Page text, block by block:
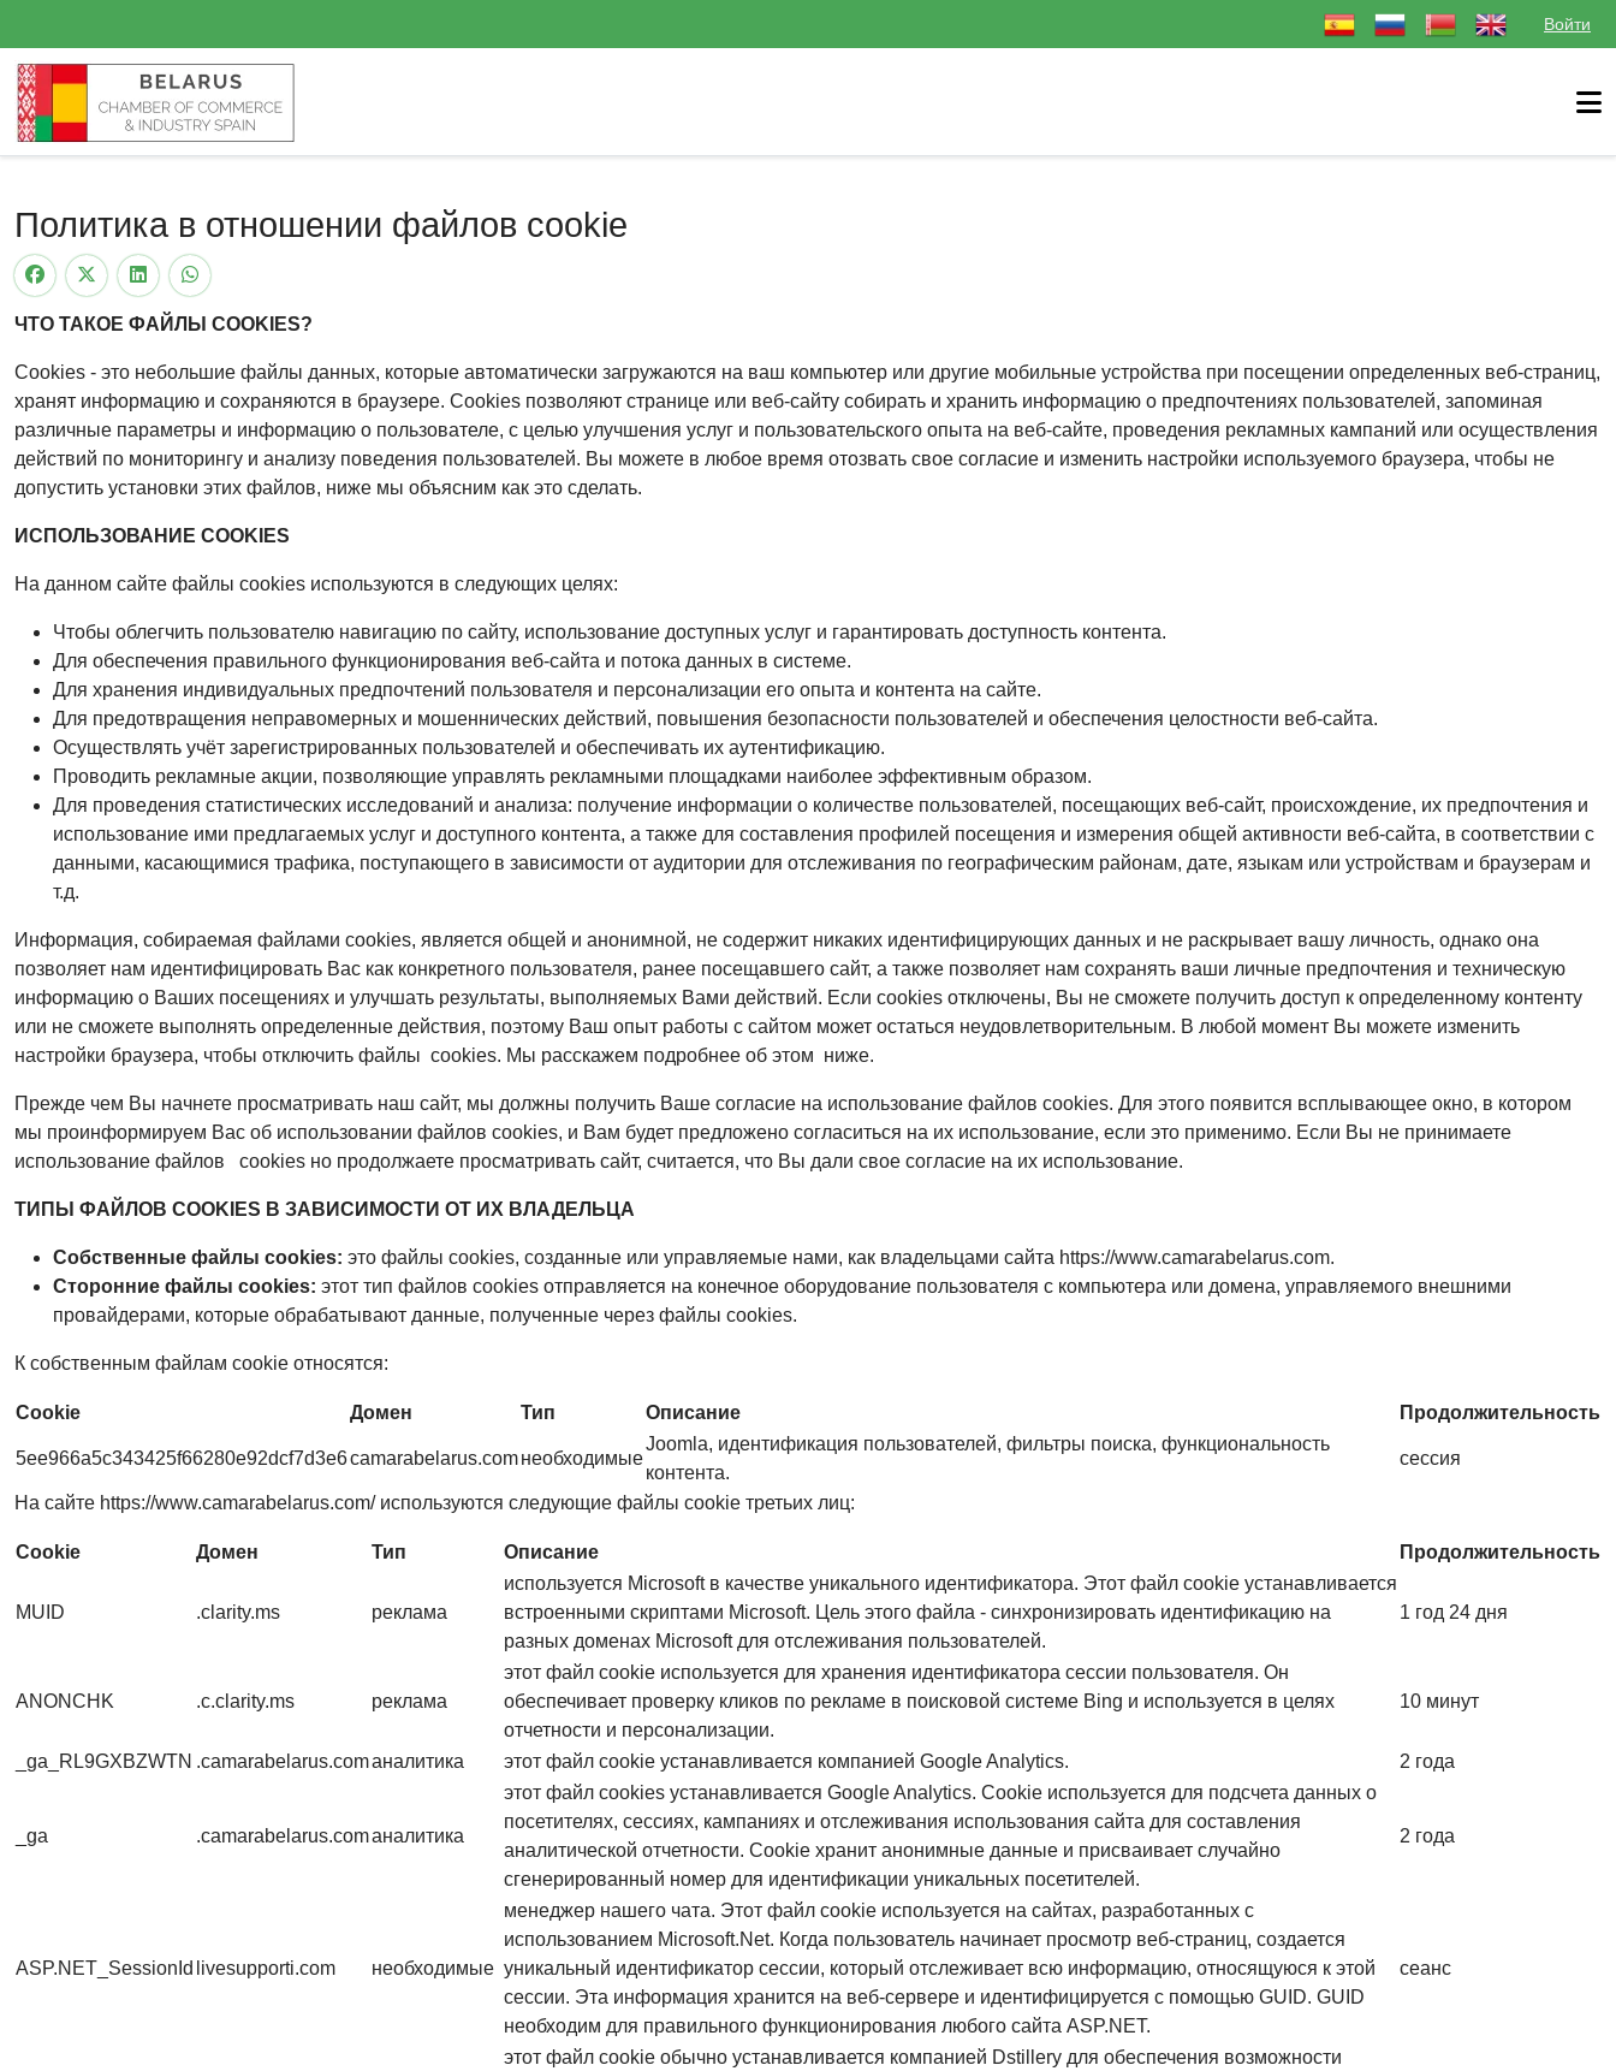
Выберите язык Войти
Политика в отношении файлов cookie
ЧТО ТАКОЕ ФАЙЛЫ COOKIES?
Cookies - это небольшие файлы данных, которые автоматически загружаются на ваш компьютер или другие мобильные устройства при посещении определенных веб-страниц,
хранят информацию и сохраняются в браузере. Cookies позволяют странице или веб-сайту собирать и хранить информацию о предпочтениях пользователей, запоминая
различные параметры и информацию о пользователе, с целью улучшения услуг и пользовательского опыта на веб-сайте, проведения рекламных кампаний или осуществления
действий по мониторингу и анализу поведения пользователей. Вы можете в любое время отозвать свое согласие и изменить настройки используемого браузера, чтобы не
допустить установки этих файлов, ниже мы объясним как это сделать.
ИСПОЛЬЗОВАНИЕ COOKIES
На данном сайте файлы сookies используются в следующих целях:
Чтобы облегчить пользователю навигацию по сайту, использование доступных услуг и гарантировать доступность контента.
Для обеспечения правильного функционирования веб-сайта и потока данных в системе.
Для хранения индивидуальных предпочтений пользователя и персонализации его опыта и контента на сайте.
Для предотвращения неправомерных и мошеннических действий, повышения безопасности пользователей и обеспечения целостности веб-сайта.
Осуществлять учёт зарегистрированных пользователей и обеспечивать их аутентификацию.
Проводить рекламные акции, позволяющие управлять рекламными площадками наиболее эффективным образом.
Для проведения статистических исследований и анализа: получение информации о количестве пользователей, посещающих веб-сайт, происхождение, их предпочтения и
использование ими предлагаемых услуг и доступного контента, а также для составления профилей посещения и измерения общей активности веб-сайта, в соответствии с
данными, касающимися трафика, поступающего в зависимости от аудитории для отслеживания по географическим районам, дате, языкам или устройствам и браузерам и
т.д.
Информация, собираемая файлами сookies, является общей и анонимной, не содержит никаких идентифицирующих данных и не раскрывает вашу личность, однако она
позволяет нам идентифицировать Вас как конкретного пользователя, ранее посещавшего сайт, а также позволяет нам сохранять ваши личные предпочтения и техническую
информацию о Ваших посещениях и улучшать результаты, выполняемых Вами действий. Если сookies отключены, Вы не сможете получить доступ к определенному контенту
или не сможете выполнять определенные действия, поэтому Ваш опыт работы с сайтом может остаться неудовлетворительным. В любой момент Вы можете изменить
настройки браузера, чтобы отключить файлы сookies. Мы расскажем подробнее об этом ниже.
Прежде чем Вы начнете просматривать наш сайт, мы должны получить Ваше согласие на использование файлов сookies. Для этого появится всплывающее окно, в котором
мы проинформируем Вас об использовании файлов сookies, и Вам будет предложено согласиться на их использование, если это применимо. Если Вы не принимаете
использование файлов сookies но продолжаете просматривать сайт, считается, что Вы дали свое согласие на их использование.
ТИПЫ ФАЙЛОВ COOKIES В ЗАВИСИМОСТИ ОТ ИХ ВЛАДЕЛЬЦА
Собственные файлы cookies: это файлы cookies, созданные или управляемые нами, как владельцами сайта https://www.camarabelarus.com.
Сторонние файлы cookies: этот тип файлов cookies отправляется на конечное оборудование пользователя с компьютера или домена, управляемого внешними
провайдерами, которые обрабатывают данные, полученные через файлы cookies.
К собственным файлам cookie относятся:
Cookie Домен Тип Описание Продолжительность
5ee966a5c343425f66280e92dcf7d3e6camarabelarus.comнеобходимые
Joomla, идентификация пользователей, фильтры поиска, функциональность
контента.
сессия
На сайте https://www.camarabelarus.com/ используются следующие файлы cookie третьих лиц:
Cookie Домен Тип Описание Продолжительность
MUID .clarity.ms реклама
используется Microsoft в качестве уникального идентификатора. Этот файл cookie устанавливается
встроенными скриптами Microsoft. Цель этого файла - синхронизировать идентификацию на
разных доменах Microsoft для отслеживания пользователей.
1 год 24 дня
ANONCHK .c.clarity.ms реклама
этот файл cookie используется для хранения идентификатора сессии пользователя. Он
обеспечивает проверку кликов по рекламе в поисковой системе Bing и используется в целях
отчетности и персонализации.
10 минут
_ga_RL9GXBZWTN .camarabelarus.comаналитика этот файл cookie устанавливается компанией Google Analytics. 2 года
_ga .camarabelarus.comаналитика
этот файл cookies устанавливается Google Analytics. Cookie используется для подсчета данных о
посетителях, сессиях, кампаниях и отслеживания использования сайта для составления
аналитической отчетности. Cookie хранит анонимные данные и присваивает случайно
сгенерированный номер для идентификации уникальных посетителей.
2 года
ASP.NET_SessionId livesupporti.com необходимые
менеджер нашего чата. Этот файл cookie используется на сайтах, разработанных с
использованием Microsoft.Net. Когда пользователь начинает просмотр веб-страниц, создается
уникальный идентификатор сессии, который отслеживает всю информацию, относящуюся к этой
сессии. Эта информация хранится на веб-сервере и идентифицируется с помощью GUID. GUID
необходим для правильного функционирования любого сайта ASP.NET.
сеанс
этот файл cookie обычно устанавливается компанией Dstillery для обеспечения возможности